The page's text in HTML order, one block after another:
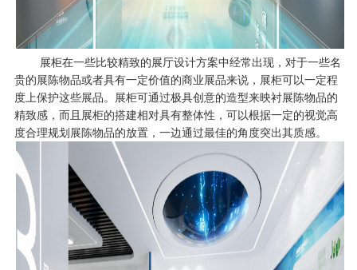
展柜在一些比较精致的展厅设计方案中经常出现，对于一些名
贵的展陈物品或者具有一定价值的商业展品来说，展柜可以一定程
度上保护这些展品。展柜可通过极具创意的造型来映衬展陈物品的
精致感，而且展柜的搭建相对具有整体性，可以根据一定的视觉高
度合理规划展陈物品的放置，一边通过最佳的角度突出其质感。